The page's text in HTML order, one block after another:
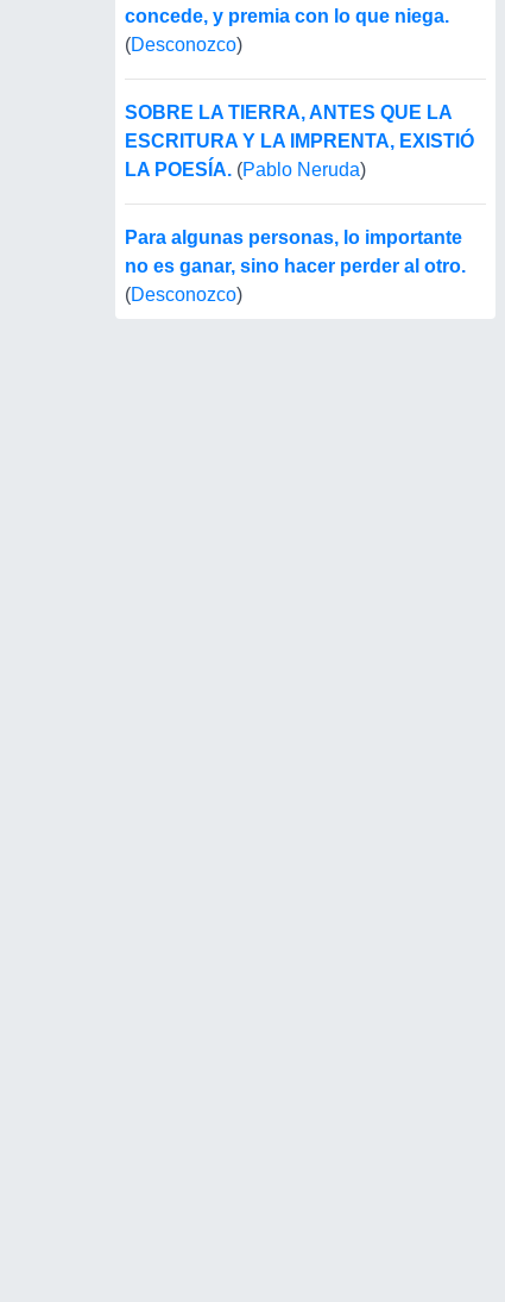
concede, y premia con lo que niega.
(Desconozco)
SOBRE LA TIERRA, ANTES QUE LA
ESCRITURA Y LA IMPRENTA, EXISTIÓ
LA POESÍA. (Pablo Neruda)
Para algunas personas, lo importante
no es ganar, sino hacer perder al otro.
(Desconozco)